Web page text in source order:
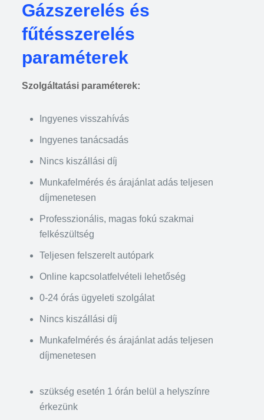
Gázszerelés és
fűtésszerelés
paraméterek
Szolgáltatási paraméterek:
Ingyenes visszahívás
Ingyenes tanácsadás
Nincs kiszállási díj
Munkafelmérés és árajánlat adás teljesen
díjmenetesen
Professzionális, magas fokú szakmai
felkészültség
Teljesen felszerelt autópark
Online kapcsolatfelvételi lehetőség
0-24 órás ügyeleti szolgálat
Nincs kiszállási díj
Munkafelmérés és árajánlat adás teljesen
díjmenetesen
szükség esetén 1 órán belül a helyszínre
érkezünk